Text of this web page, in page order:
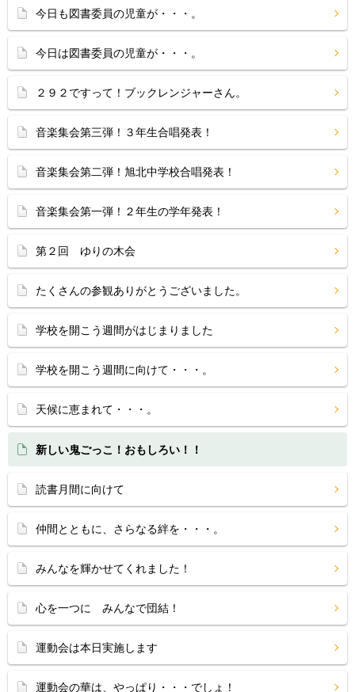
今日も図書委員の児童が・・・。
今日は図書委員の児童が・・・。
２９２ですって！ブックレンジャーさん。
音楽集会第三弾！３年生合唱発表！
音楽集会第二弾！旭北中学校合唱発表！
音楽集会第一弾！２年生の学年発表！
第２回 ゆりの木会
たくさんの参観ありがとうございました。
学校を開こう週間がはじまりました
学校を開こう週間に向けて・・・。
天候に恵まれて・・・。
新しい鬼ごっこ！おもしろい！！
読書月間に向けて
仲間とともに、さらなる絆を・・・。
みんなを輝かせてくれました！
心を一つに みんなで団結！
運動会は本日実施します
運動会の華は、やっぱり・・・でしょ！